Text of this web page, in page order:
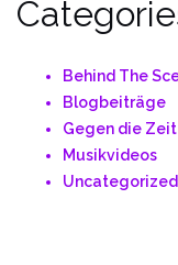
Behind The
Blogbeiträge
Gegen die Zeit
Musikvideos
Uncategorized